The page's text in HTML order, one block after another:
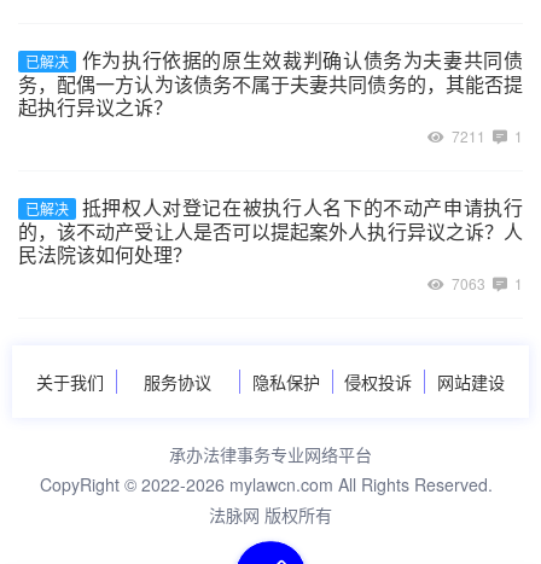
已解决
作为执行依据的原生效裁判确认债务为夫妻共同债
务，配偶一方认为该债务不属于夫妻共同债务的，其能否提
起执行异议之诉？
7211 1
已解决
抵押权人对登记在被执行人名下的不动产申请执行
的，该不动产受让人是否可以提起案外人执行异议之诉？人
民法院该如何处理？
7063 1
关于我们 服务协议 隐私保护 侵权投诉 网站建设
承办法律事务专业网络平台
CopyRight © 2022-2026 mylawcn.com All Rights Reserved.
法脉网 版权所有